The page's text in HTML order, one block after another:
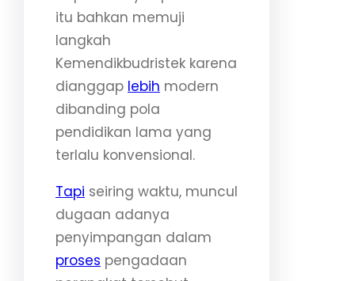
itu bahkan memuji
langkah
Kemendikbudristek karena
dianggap lebih modern
dibanding pola
pendidikan lama yang
terlalu konvensional.
Tapi seiring waktu, muncul
dugaan adanya
penyimpangan dalam
proses pengadaan